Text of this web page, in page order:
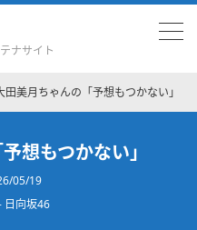
ナサイト
田美月ちゃんの「予想もつかない」
想もつかない」
05/19
日向坂46